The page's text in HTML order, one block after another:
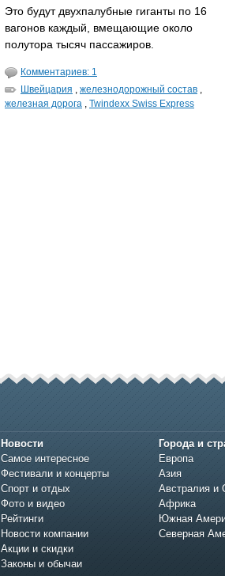
Это будут двухпалубные гиганты по 16
вагонов каждый, вмещающие около
полутора тысяч пассажиров.
Комментариев: 1
Швейцария , железнодорожный состав ,
железная дорога , Twindexx Swiss Express
Новости
Самое интересное
Фестивали и концерты
Спорт и отдых
Фото и видео
Рейтинги
Новости компании
Акции и скидки
Законы и обычаи
Города и
Европа
Азия
Австралия и
Африка
Южная
Северная